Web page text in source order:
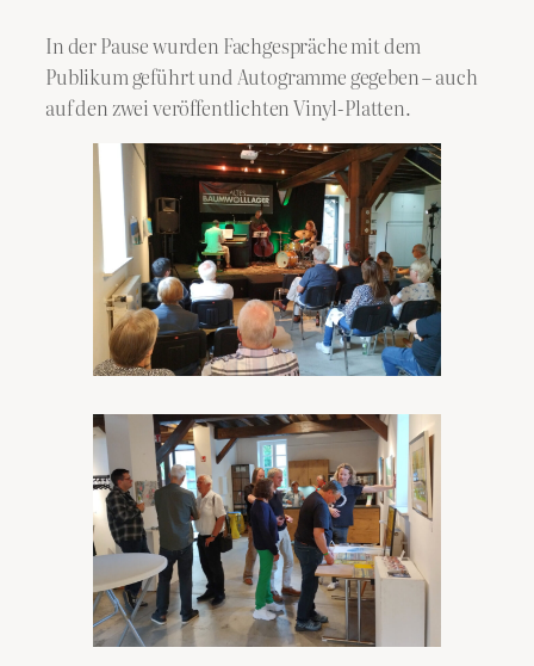
In der Pause wurden Fachgespräche mit dem
Publikum geführt und Autogramme gegeben – auch
auf den zwei veröffentlichten Vinyl-Platten.